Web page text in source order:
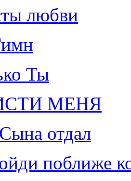
любви
Ты
МЕНЯ
отдал
поближе